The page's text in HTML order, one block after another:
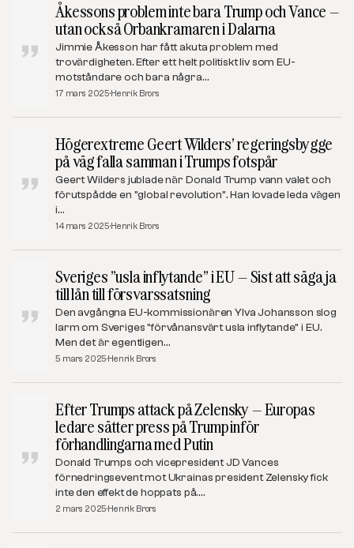
Åkessons problem inte bara Trump och Vance –
utan också Orbankramaren i Dalarna
Jimmie Åkesson har fått akuta problem med
trovärdigheten. Efter ett helt politiskt liv som EU-
motståndare och bara några…
17 mars 2025Henrik Brors
Högerextreme Geert Wilders’ regeringsbygge
på väg falla samman i Trumps fotspår
Geert Wilders jublade när Donald Trump vann valet och
förutspådde en ”global revolution”. Han lovade leda vägen
i…
14 mars 2025Henrik Brors
Sveriges ”usla inflytande” i EU – Sist att säga ja
till lån till försvarssatsning
Den avgångna EU-kommissionären Ylva Johansson slog
larm om Sveriges ”förvånansvärt usla inflytande” i EU.
Men det är egentligen…
5 mars 2025Henrik Brors
Efter Trumps attack på Zelensky – Europas
ledare sätter press på Trump inför
förhandlingarna med Putin
Donald Trumps och vicepresident JD Vances
förnedringsevent mot Ukrainas president Zelensky fick
inte den effekt de hoppats på.…
2 mars 2025Henrik Brors